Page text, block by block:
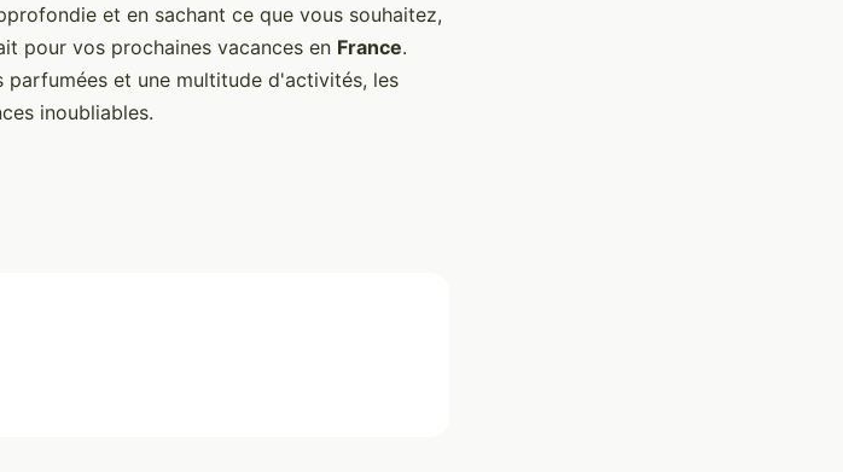
et en sachant ce que vous souhaitez,
pour vos prochaines vacances en France.
parfumées et une multitude d'activités, les
inoubliables.